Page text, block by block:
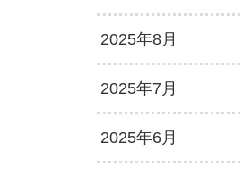
2025年8月
2025年7月
2025年6月